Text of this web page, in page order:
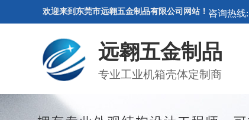
欢迎来到东莞市远翱五金制品有限公司网站！ 咨询热线:
远翱五金制品
专业工业机箱壳体定制商